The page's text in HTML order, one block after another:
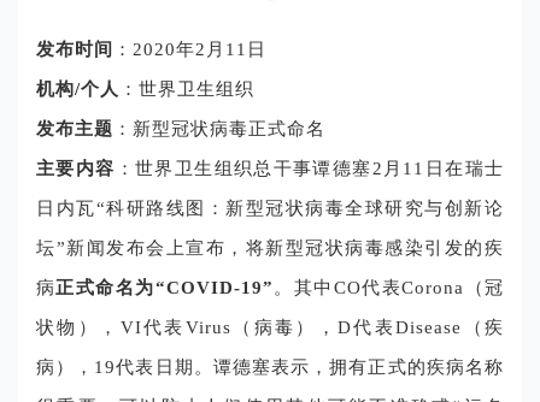
发布时间 ：2020年2月11日
机构/个人 ：世界卫生组织
发布主题 ：新型冠状病毒正式命名
主要内容 ：世界卫生组织总干事谭德塞2月11日在瑞士
日内瓦“科研路线图：新型冠状病毒全球研究与创新论
坛”新闻发布会上宣布，将新型冠状病毒感染引发的疾
病正式命名为“COVID-19” 。其中CO代表Corona（冠
状物），VI代表Virus（病毒），D代表Disease（疾
病），19代表日期。谭德塞表示，拥有正式的疾病名称